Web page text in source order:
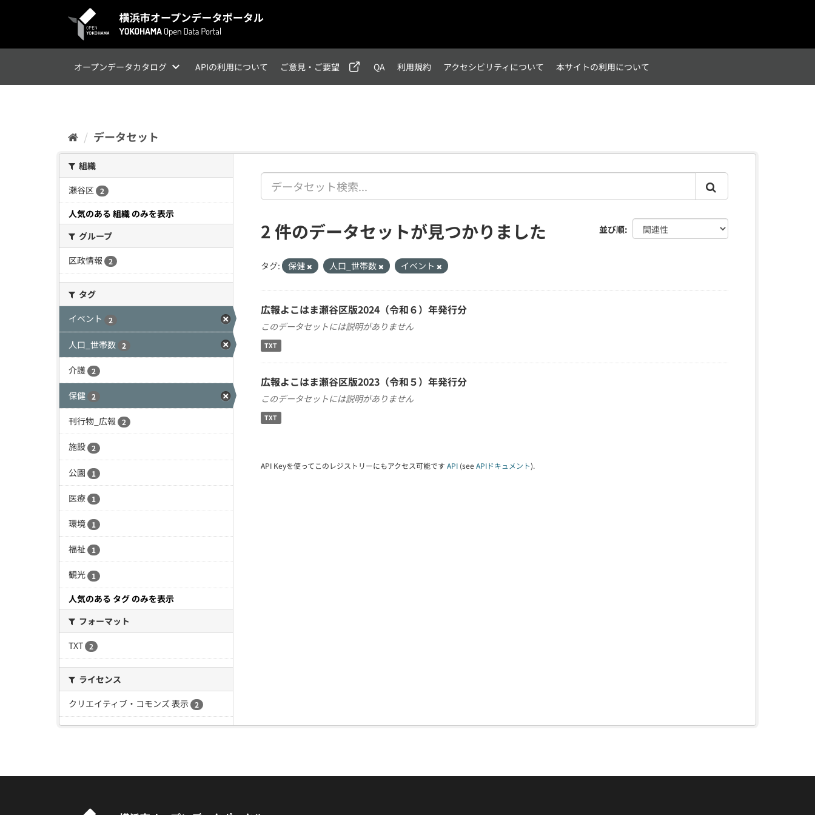
オープンデータカタログ APIの利用について ご意見・ご要望 QA 利用規約 アクセシビリティについて 本サイトの利用について
データセット
組織
瀬谷区 2
人気のある 組織 のみを表示
グループ
区政情報
2
タグ
イベント
2
人口_世帯数 2
介護 2
保健 2
刊行物_広報 2
施設 2
公園 1
医療 1
環境 1
福祉 1
観光 1
人気のある タグ のみを表示
フォーマット
TXT 2
ライセンス
クリエイティブ・コモンズ 表示 2
並び順
2 件のデータセットが見つかりました
タグ: 保健 人口_世帯数 イベント
広報よこはま瀬谷区版2024（令和６）年発行分
このデータセットには説明がありません
TXT
広報よこはま瀬谷区版2023（令和５）年発行分
このデータセットには説明がありません
TXT
API Keyを使ってこのレジストリーにもアクセス可能です API (see APIドキュメント).